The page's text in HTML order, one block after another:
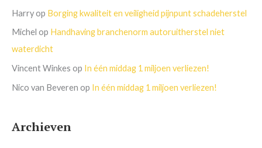
Harryop Borging kwaliteit en veiligheid pijnpunt schadeherstel
Michel op Handhaving branchenorm autoruitherstel niet
waterdicht
Vincent Winkes op In één middag 1 miljoen verliezen!
Nico van Beveren op In één middag 1 miljoen verliezen!
Archieven